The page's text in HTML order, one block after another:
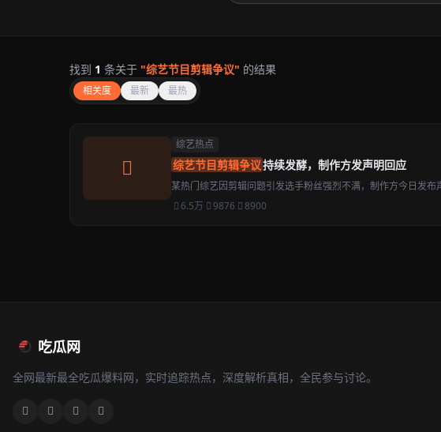
找到 1 条关于 "综艺节目剪辑争议" 的结果
相关度 最新 最热
综艺热点
综艺节目剪辑争议持续发酵，制作方发声明回应
某热门综艺因剪辑问题引发选手粉丝强烈不满，制作方今日发布
6.5万
9876 8900
吃瓜网
全网最新最全吃瓜爆料网，实时追踪热点，深度解析真相，全民参与讨论。